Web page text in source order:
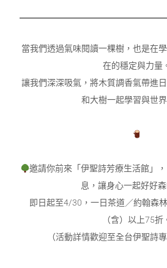
當我們透過氣味閱讀一棵樹，也是在
在的穩定與力量
讓我們深深吸氣，將木質調香氣帶進
和大樹一起學習與世界
邀請你前來「伊聖詩芳療生活館」
息，讓身心一起好好
即日起至4/30，一日茶道／約翰森
（含）以上75折
（活動詳情歡迎至全台伊聖詩